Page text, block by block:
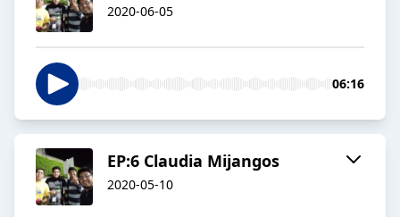
2020-06-05
06:16
EP:6 Claudia Mijangos
2020-05-10